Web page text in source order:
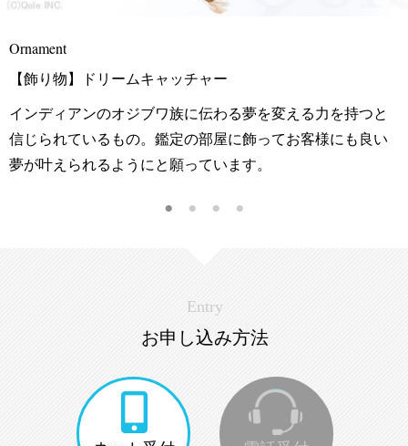
Ornament
【飾り物】ドリームキャッチャー
インディアンのオジブワ族に伝わる夢を変える力を持つと
信じられているもの。鑑定の部屋に飾ってお客様にも良い
夢が叶えられるようにと願っています。
Entry
お申し込み方法